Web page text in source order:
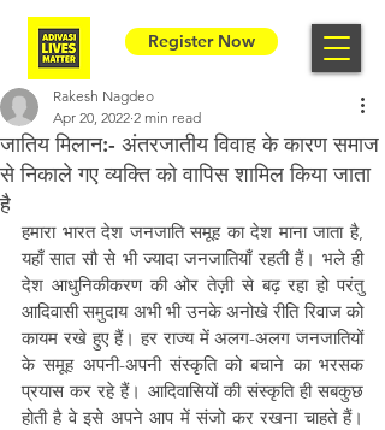
Register Now
जातिय मिलान:- अंतरजातीय विवाह के कारण समाज
से निकाले गए व्यक्ति को वापिस शामिल किया जाता
है
Rakesh Nagdeo
Apr 20, 2022 2 min read
हमारा भारत देश जनजाति समूह का देश माना जाता है,
यहाँ सात सौ से भी ज्यादा जनजातियाँ रहती हैं। भले ही
देश आधुनिकीकरण की ओर तेज़ी से बढ़ रहा हो परंतु
आदिवासी समुदाय अभी भी उनके अनोखे रीति रिवाज को
कायम रखे हुए हैं। हर राज्य में अलग-अलग जनजातियों
के समूह अपनी-अपनी संस्कृति को बचाने का भरसक
प्रयास कर रहे हैं। आदिवासियों की संस्कृति ही सबकुछ
होती है वे इसे अपने आप में संजो कर रखना चाहते हैं।